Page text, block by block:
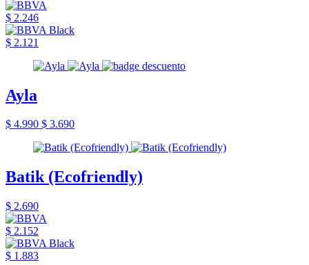
$ 2.246
$ 2.121
Ayla
$ 4.990 $ 3.690
Batik (Ecofriendly)
$ 2.690
$ 2.152
$ 1.883